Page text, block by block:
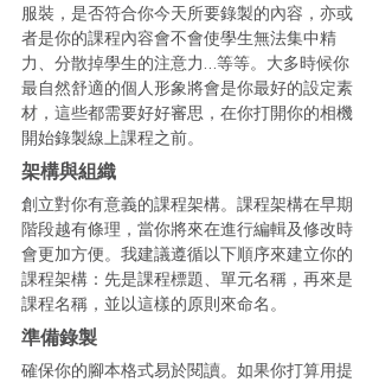
服裝，是否符合你今天所要錄製的內容，亦或
者是你的課程內容會不會使學生無法集中精
力、分散掉學生的注意力…等等。大多時候你
最自然舒適的個人形象將會是你最好的設定素
材，這些都需要好好審思，在你打開你的相機
開始錄製線上課程之前。
架構與組織
創立對你有意義的課程架構。課程架構在早期
階段越有條理，當你將來在進行編輯及修改時
會更加方便。我建議遵循以下順序來建立你的
課程架構：先是課程標題、單元名稱，再來是
課程名稱，並以這樣的原則來命名。
準備錄製
確保你的腳本格式易於閱讀。如果你打算用提